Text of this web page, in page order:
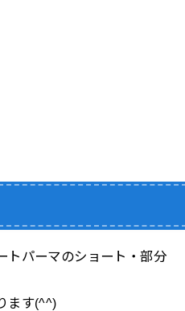
トパーマのショート・部分
ます(^^)